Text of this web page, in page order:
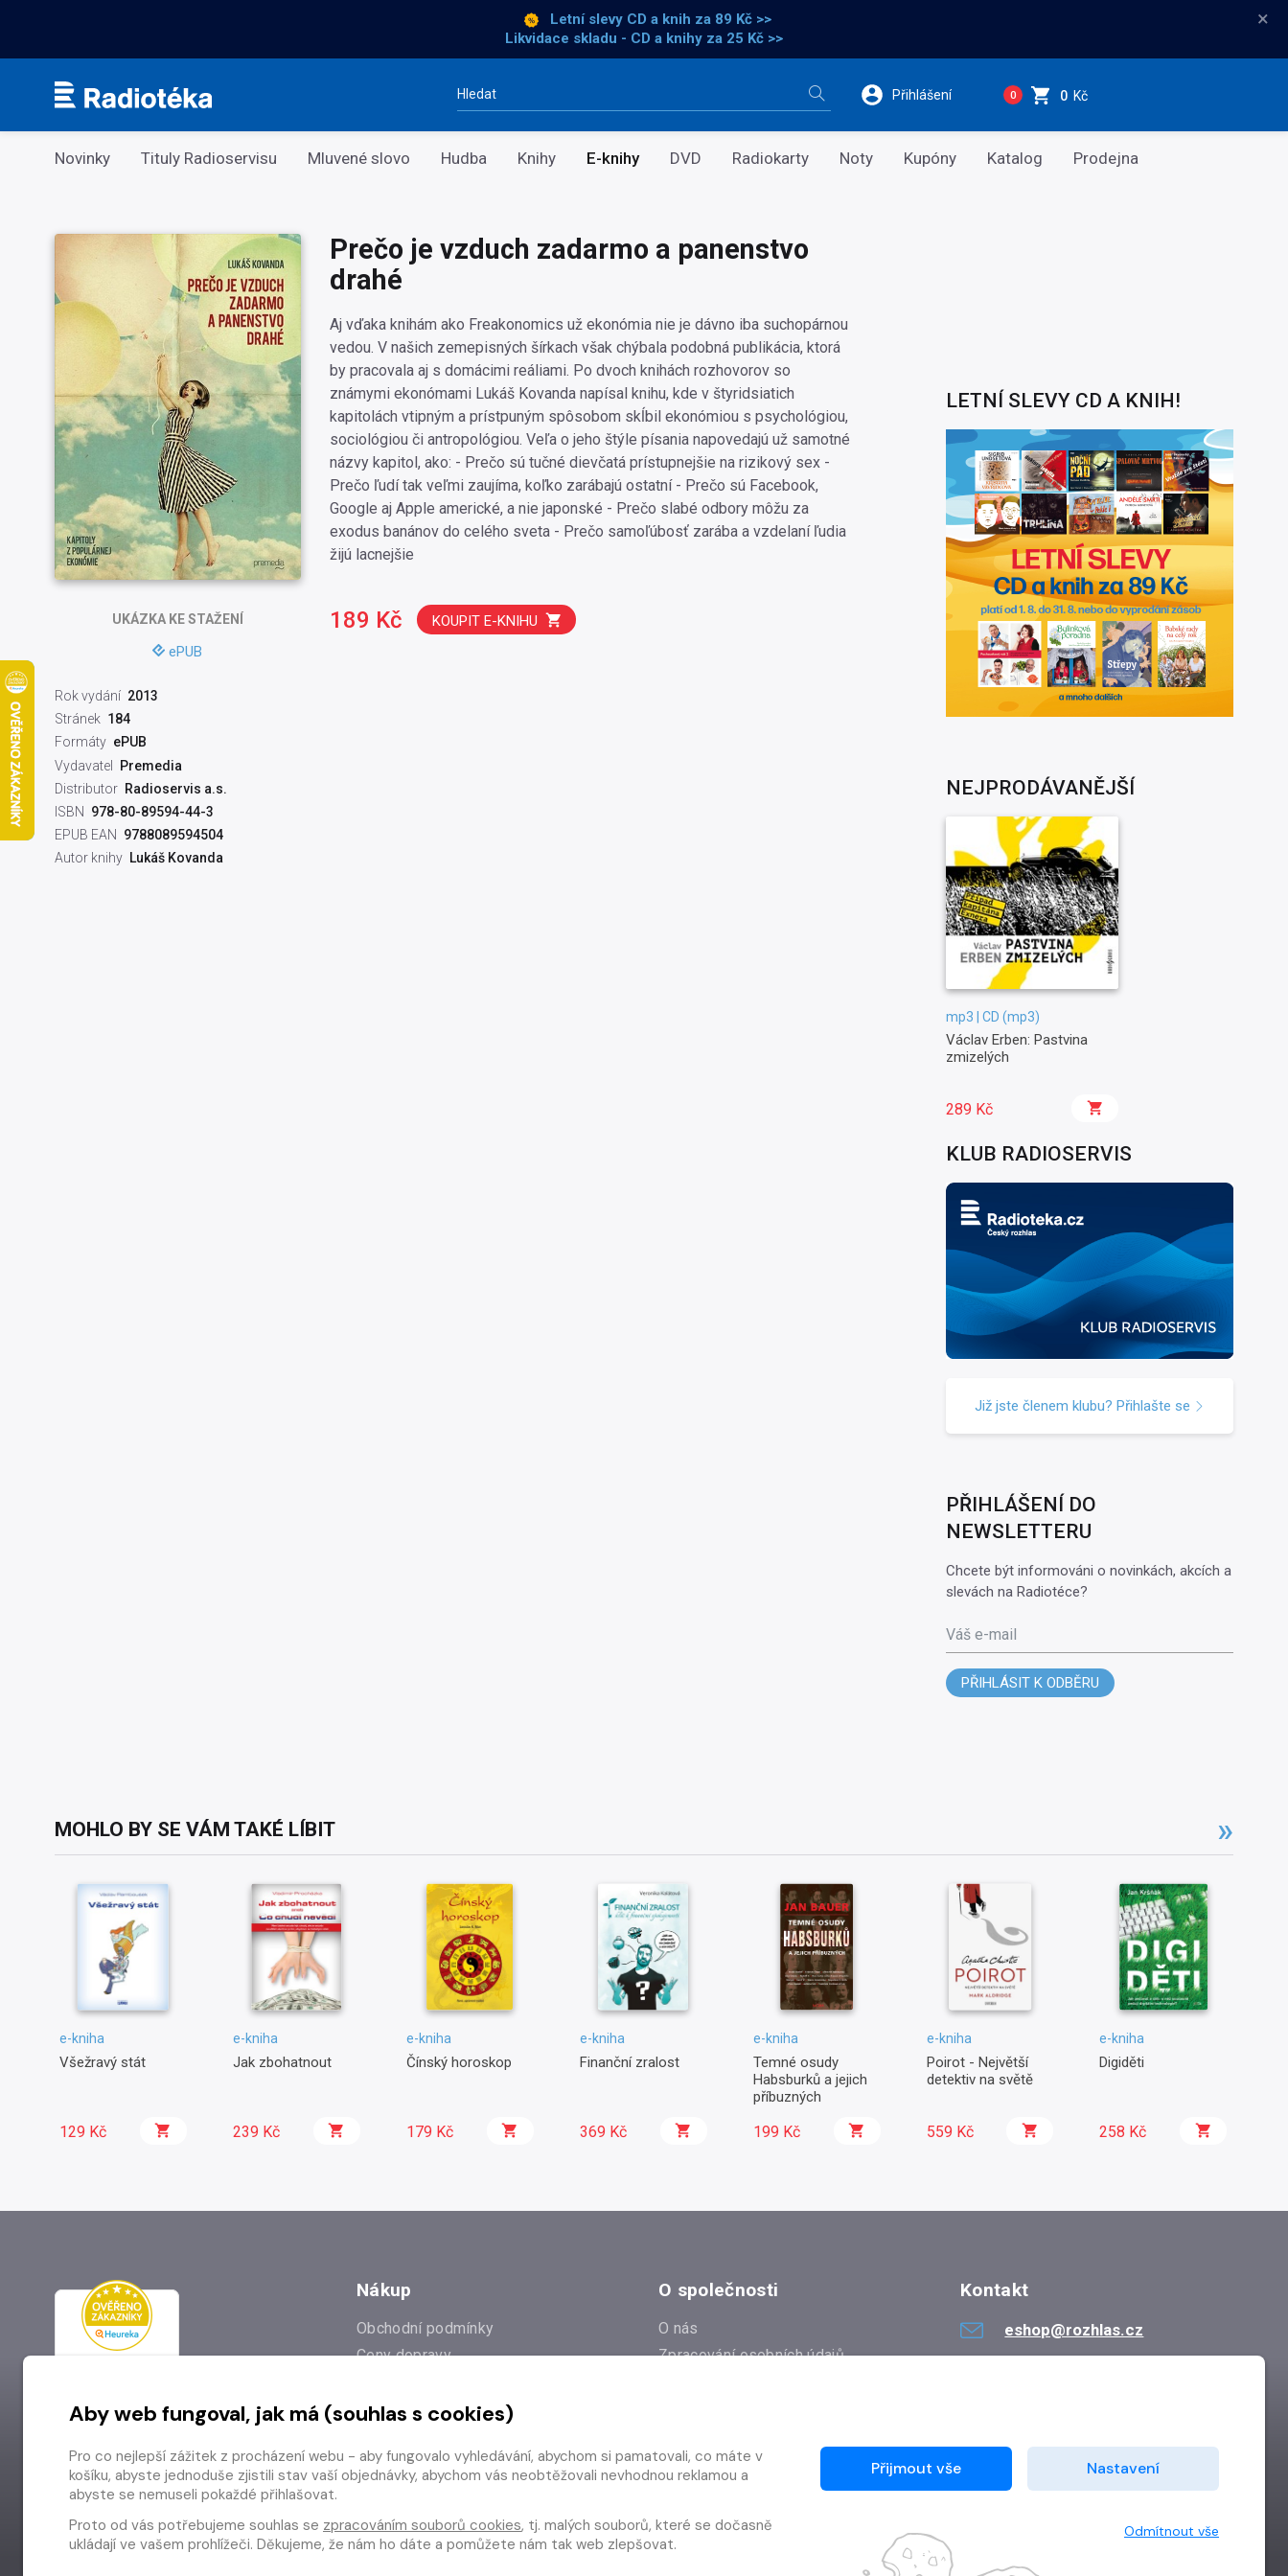
Letní slevy CD a knih za 89 Kč >>
Likvidace skladu - CD a knihy za 25 Kč >>
×
Vyhledávání Přihlášení 0 0 Kč
Kategorie
Novinky Tituly Radioservisu Mluvené slovo Hudba Knihy E-knihy DVD Radiokarty Noty Kupóny Katalog Prodejna
UKÁZKAKE STAŽENÍ
ePUB
Rok vydání 2013
Stránek 184
Formáty ePUB
Vydavatel Premedia
Distributor Radioservis a.s.
ISBN
978-80-89594-44-3
EPUB EAN
9788089594504
Autor knihy Lukáš Kovanda
Prečo je vzduch zadarmo a panenstvo
drahé
Aj vďaka knihám ako Freakonomics už ekonómia nie je dávno iba suchopárnou
vedou. V našich zemepisných šírkach však chýbala podobná publikácia, ktorá
by pracovala aj s domácimi reáliami. Po dvoch knihách rozhovorov so
známymi ekonómami Lukáš Kovanda napísal knihu, kde v štyridsiatich
kapitolách vtipným a prístpuným spôsobom skĺbil ekonómiou s psychológiou,
sociológiou či antropológiou. Veľa o jeho štýle písania napovedajú už samotné
názvy kapitol, ako: - Prečo sú tučné dievčatá prístupnejšie na rizikový sex -
Prečo ľudí tak veľmi zaujíma, koľko zarábajú ostatní - Prečo sú Facebook,
Google aj Apple americké, a nie japonské - Prečo slabé odbory môžu za
exodus banánov do celého sveta - Prečo samoľúbosť zarába a vzdelaní ľudia
žijú lacnejšie
189 Kč KOUPIT E-KNIHU
LETNÍ SLEVY CD A KNIH!
NEJPRODÁVANĚJŠÍ
mp3 | CD (mp3)
Václav Erben: Pastvina
zmizelých
289 Kč
KLUB RADIOSERVIS
Již jste členem klubu? Přihlašte se
PŘIHLÁŠENÍ DO
NEWSLETTERU
Chcete být informováni o novinkách, akcích a
slevách na Radiotéce?
Váš e-mail
PŘIHLÁSIT K ODBĚRU
MOHLO BY SE VÁM TAKÉ LÍBIT
e-kniha
Všežravý stát
129 Kč
e-kniha
Jak zbohatnout
239 Kč
e-kniha
Čínský horoskop
179 Kč
e-kniha
Finanční zralost
369 Kč
e-kniha
Temné osudy
Habsburků a jejich
příbuzných
199 Kč
e-kniha
Poirot - Největší
detektiv na světě
559 Kč
e-kniha
Digiděti
258 Kč
Nákup
Obchodní podmínky
Ceny dopravy
Prodejna
Odstoupení od smlouvy
O společnosti
O nás
Zpracování osobních údajů
Kontakt
eshop@rozhlas.cz
Aby web fungoval, jak má (souhlas s cookies)
Pro co nejlepší zážitek z procházení webu - aby fungovalo vyhledávání, abychom si pamatovali, co máte v
košíku, abyste jednoduše zjistili stav vaší objednávky, abychom vás neobtěžovali nevhodnou reklamou a
abyste se nemuseli pokaždé přihlašovat.
Proto od vás potřebujeme souhlas se zpracováním souborů cookies, tj. malých souborů, které se dočasně
ukládají ve vašem prohlížeči. Děkujeme, že nám ho dáte a pomůžete nám tak web zlepšovat.
Přijmout vše Nastavení
Odmítnout vše